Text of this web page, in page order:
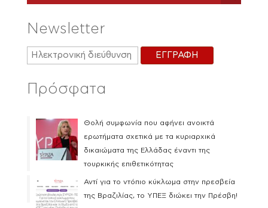
Newsletter
Πρόσφατα
Θολή συμφωνία που αφήνει ανοικτά
ερωτήματα σχετικά με τα κυριαρχικά
δικαιώματα της Ελλάδας έναντι της
τουρκικής επιθετικότητας
Αντί για το ντόπιο κύκλωμα στην πρεσβεία
της Βραζιλίας, το ΥΠΕΞ διώκει την Πρέσβη!